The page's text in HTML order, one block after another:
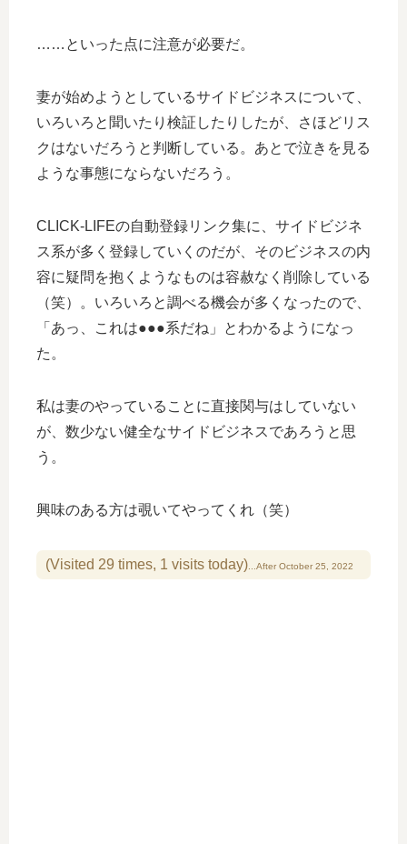
……といった点に注意が必要だ。
妻が始めようとしているサイドビジネスについて、
いろいろと聞いたり検証したりしたが、さほどリス
クはないだろうと判断している。あとで泣きを見る
ような事態にならないだろう。
CLICK-LIFEの自動登録リンク集に、サイドビジネ
ス系が多く登録していくのだが、そのビジネスの内
容に疑問を抱くようなものは容赦なく削除している
（笑）。いろいろと調べる機会が多くなったので、
「あっ、これは●●●系だね」とわかるようになっ
た。
私は妻のやっていることに直接関与はしていない
が、数少ない健全なサイドビジネスであろうと思
う。
興味のある方は覗いてやってくれ（笑）
(Visited 29 times, 1 visits today)